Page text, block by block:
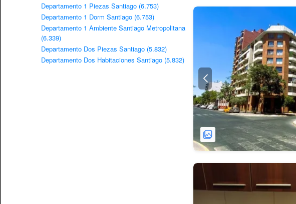
Departamento 1 Piezas Santiago (6.753)
Departamento 1 Dorm Santiago (6.753)
Departamento 1 Ambiente Santiago Metropolitana
(6.339)
Departamento Dos Piezas Santiago (5.832)
Departamento Dos Habitaciones Santiago (5.832)